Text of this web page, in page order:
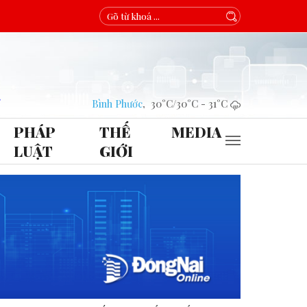
Bình Phước, 30°C/30°C - 31°C
PHÁP
LUẬT
THẾ
GIỚI
MEDIA